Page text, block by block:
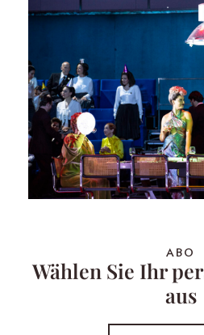
ABO
Wählen Sie Ihr
aus